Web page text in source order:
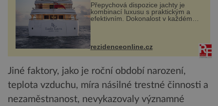
Přepychová dispozice jachty je
kombinací luxusu s praktickým a
efektivním. Dokonalost v každém
detailu představuje značka Fendi
Casa, kterou byly vybaveny její
paluby. Monacký přístav nabízí
každoročn...
rezidenceonline.cz
Jiné faktory, jako je roční období narození,
teplota vzduchu, míra násilné trestné činnosti a
nezaměstnanost, nevykazovaly významné